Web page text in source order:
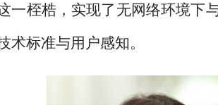
一桎梏，实现了无网络环境下
术标准与用户感知。